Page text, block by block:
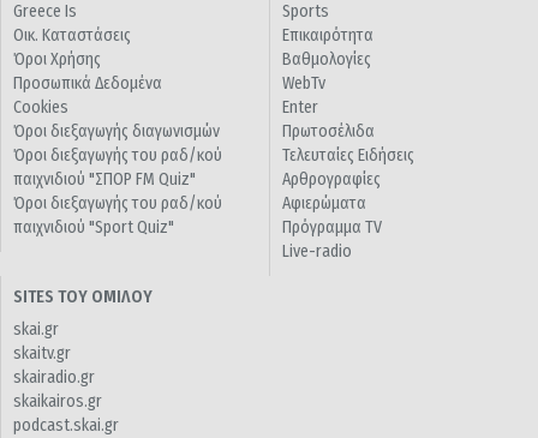
Greece Is
Οικ. Καταστάσεις
Όροι Χρήσης
Προσωπικά Δεδομένα
Cookies
Όροι διεξαγωγής διαγωνισμών
Όροι διεξαγωγής του ραδ/κού
παιχνιδιού "ΣΠΟΡ FM Quiz"
Όροι διεξαγωγής του ραδ/κού
παιχνιδιού "Sport Quiz"
Sports
Επικαιρότητα
Βαθμολογίες
WebTv
Enter
Πρωτοσέλιδα
Τελευταίες Ειδήσεις
Αρθρογραφίες
Αφιερώματα
Πρόγραμμα TV
Live-radio
SITES ΤΟΥ ΟΜΙΛΟΥ
skai.gr
skaitv.gr
skairadio.gr
skaikairos.gr
podcast.skai.gr